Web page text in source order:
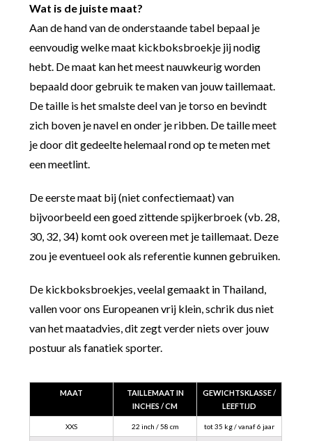
Wat is de juiste maat?
Aan de hand van de onderstaande tabel bepaal je
eenvoudig welke maat kickboksbroekje jij nodig
hebt. De maat kan het meest nauwkeurig worden
bepaald door gebruik te maken van jouw taillemaat.
De taille is het smalste deel van je torso en bevindt
zich boven je navel en onder je ribben. De taille meet
je door dit gedeelte helemaal rond op te meten met
een meetlint.
De eerste maat bij (niet confectiemaat) van
bijvoorbeeld een goed zittende spijkerbroek (vb. 28,
30, 32, 34) komt ook overeen met je taillemaat. Deze
zou je eventueel ook als referentie kunnen gebruiken.
De kickboksbroekjes, veelal gemaakt in Thailand,
vallen voor ons Europeanen vrij klein, schrik dus niet
van het maatadvies, dit zegt verder niets over jouw
postuur als fanatiek sporter.
MAAT
TAILLEMAAT IN
INCHES / CM
GEWICHTSKLASSE /
LEEFTIJD
XXS 22 inch / 58 cm tot 35 kg / vanaf 6 jaar